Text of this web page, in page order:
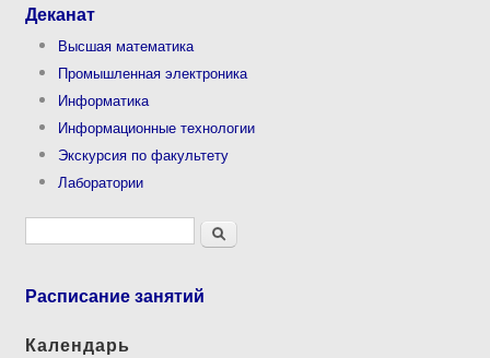
Деканат
Высшая математика
Промышленная электроника
Информатика
Информационные технологии
Экскурсия по факультету
Лаборатории
Форма поискаПоиск
Расписание занятий
Календарь